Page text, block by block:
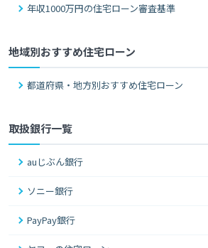
年収1000万円の住宅ローン審査基準
地域別おすすめ住宅ローン
都道府県・地方別おすすめ住宅ローン
取扱銀行一覧
auじぶん銀行
ソニー銀行
PayPay銀行